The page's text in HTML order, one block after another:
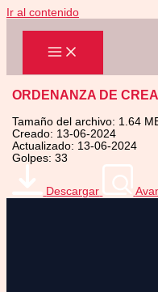
Ir al contenido
ORDENANZA DE
Tamaño del archivo: 1.64
Creado: 13-06-2024
Actualizado: 13-06-2024
Golpes: 33
Descargar